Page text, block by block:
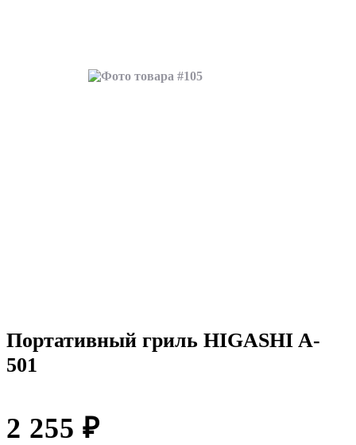
Портативный гриль HIGASHI A-
501
2 255 ₽